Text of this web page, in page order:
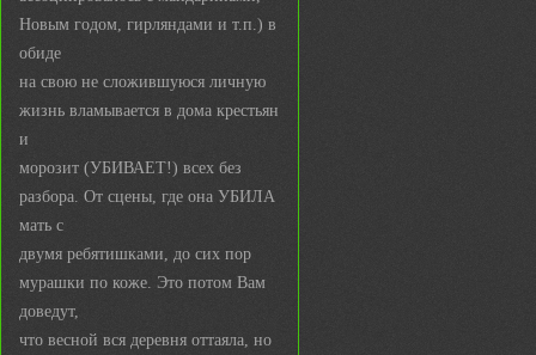
Новым годом, гирляндами и т.п.) в
обиде
на свою не сложившуюся личную
жизнь вламывается в дома крестьян
и
морозит (УБИВАЕТ!) всех без
разбора. От сцены, где она УБИЛА
мать с
двумя ребятишками, до сих пор
мурашки по коже. Это потом Вам
доведут,
что весной вся деревня оттаяла, но